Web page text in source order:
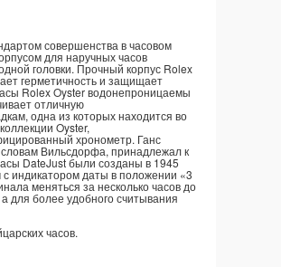
совершенства в часовом
для наручных часов
головки. Прочный корпус Rolex
герметичность и защищает
Rolex Oyster водонепроницаемы
отличную
одна из которых находится во
Oyster,
хронометр. Ганс
Вильсдорфа, принадлежал к
DateJust были созданы в 1945
индикатором даты в положении «3
меняться за несколько часов до
для более удобного считывания
часов.